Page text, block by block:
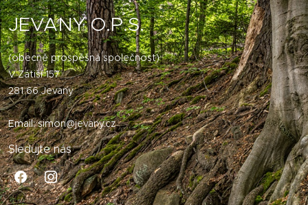
JEVANY O.P.S.
(obecně prospěšná společnost)
V Zátiší 157
281 66 Jevany
Email:simon@jevany.cz
Sledujte nás